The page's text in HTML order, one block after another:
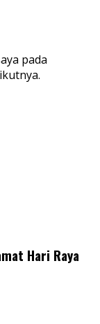
pada
Hari Raya